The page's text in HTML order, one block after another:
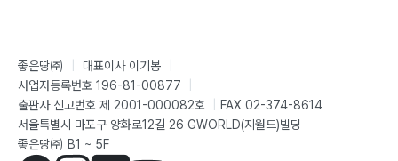
좋은땅㈜ 대표이사 이기봉
사업자등록번호 196-81-00877
출판사 신고번호 제 2001-000082호
FAX 02-374-8614
서울특별시 마포구 양화로12길 26 GWORLD(지월드)빌딩
좋은땅㈜ B1 ~ 5F